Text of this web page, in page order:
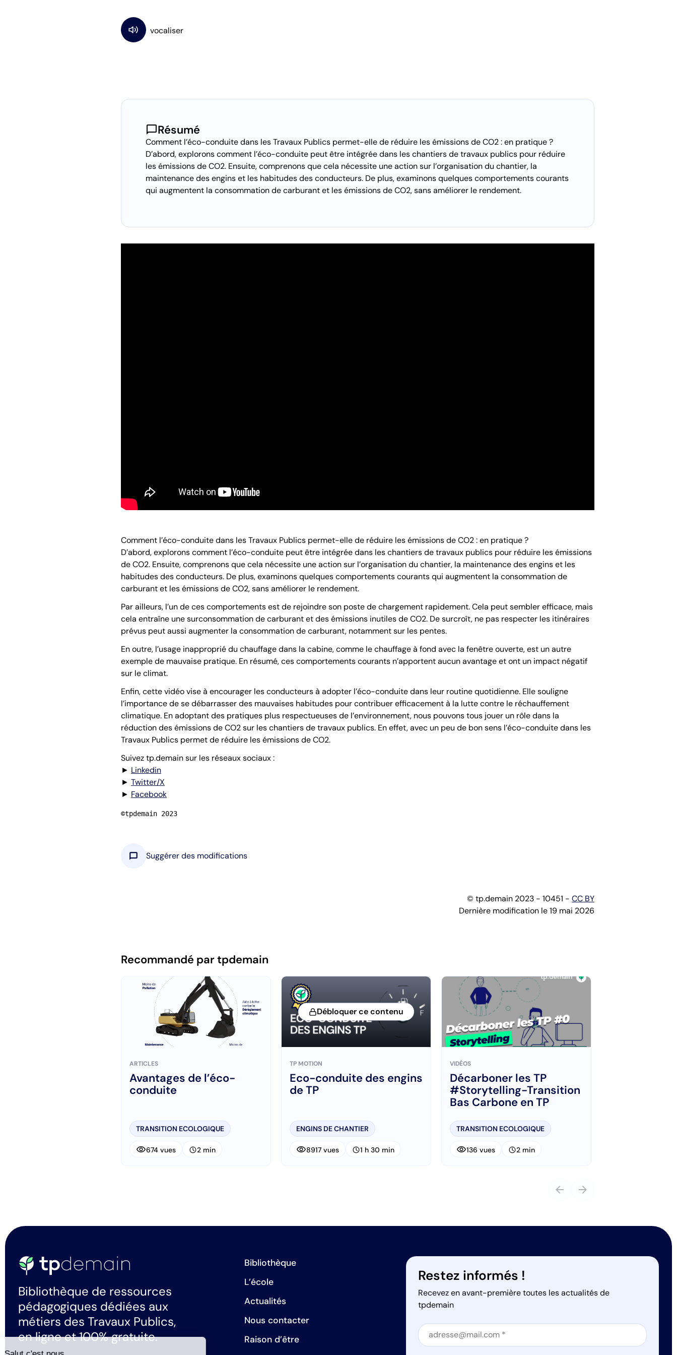
chat_bubbleRésumé
Comment l’éco-conduite dans les Travaux Publics permet-elle de réduire les émissions de CO2 : en pratique ?
D’abord, explorons comment l’éco-conduite peut être intégrée dans les chantiers de travaux publics pour réduire
les émissions de CO2. Ensuite, comprenons que cela nécessite une action sur l’organisation du chantier, la
maintenance des engins et les habitudes des conducteurs. De plus, examinons quelques comportements courants
qui augmentent la consommation de carburant et les émissions de CO2, sans améliorer le rendement.
Comment l’éco-conduite dans les Travaux Publics permet-elle de réduire les émissions de CO2 : en pratique ?
D’abord, explorons comment l’éco-conduite peut être intégrée dans les chantiers de travaux publics pour réduire les émissions
de CO2. Ensuite, comprenons que cela nécessite une action sur l’organisation du chantier, la maintenance des engins et les
habitudes des conducteurs. De plus, examinons quelques comportements courants qui augmentent la consommation de
carburant et les émissions de CO2, sans améliorer le rendement.
Par ailleurs, l’un de ces comportements est de rejoindre son poste de chargement rapidement. Cela peut sembler efficace, mais
cela entraîne une surconsommation de carburant et des émissions inutiles de CO2. De surcroît, ne pas respecter les itinéraires
prévus peut aussi augmenter la consommation de carburant, notamment sur les pentes.
En outre, l’usage inapproprié du chauffage dans la cabine, comme le chauffage à fond avec la fenêtre ouverte, est un autre
exemple de mauvaise pratique. En résumé, ces comportements courants n’apportent aucun avantage et ont un impact négatif
sur le climat.
Enfin, cette vidéo vise à encourager les conducteurs à adopter l’éco-conduite dans leur routine quotidienne. Elle souligne
l’importance de se débarrasser des mauvaises habitudes pour contribuer efficacement à la lutte contre le réchauffement
climatique. En adoptant des pratiques plus respectueuses de l’environnement, nous pouvons tous jouer un rôle dans la
réduction des émissions de CO2 sur les chantiers de travaux publics. En effet, avec un peu de bon sens l’éco-conduite dans les
Travaux Publics permet de réduire les émissions de CO2.
Suivez tp.demain sur les réseaux sociaux :
► Linkedin
► Twitter/X
► Facebook
©tpdemain 2023
chat_bubble Suggérer des modifications
© tp.demain 2023 - 10451 - CC BY
Dernière modification le 19 mai 2026
Recommandé par tpdemain
ARTICLES
Avantages de l’éco-
conduite
TRANSITION ECOLOGIQUE
visibility674 vues schedule2 min
Débloquer ce contenu
TP MOTION
Eco-conduite des engins
de TP
ENGINS DE CHANTIER
visibility8917 vues schedule1 h 30 min
VIDÉOS
Décarboner les TP
#Storytelling-Transition
Bas Carbone en TP
TRANSITION ECOLOGIQUE
visibility136 vues schedule2 min
arrow_back arrow_forward
Bibliothèque de ressources
pédagogiques dédiées aux
métiers des Travaux Publics,
en ligne et 100% gratuite.
Bibliothèque
L’école
Actualités
Nous contacter
Raison d’être
Restez informés !
Recevez en avant-première toutes les actualités de
tpdemain
Section